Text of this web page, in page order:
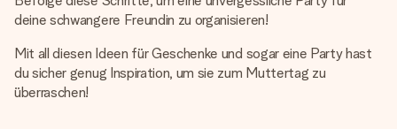
deine schwangere Freundin zu organisieren!
Mit all diesen Ideen für Geschenke und sogar eine Party hast
du sicher genug Inspiration, um sie zum Muttertag zu
überraschen!